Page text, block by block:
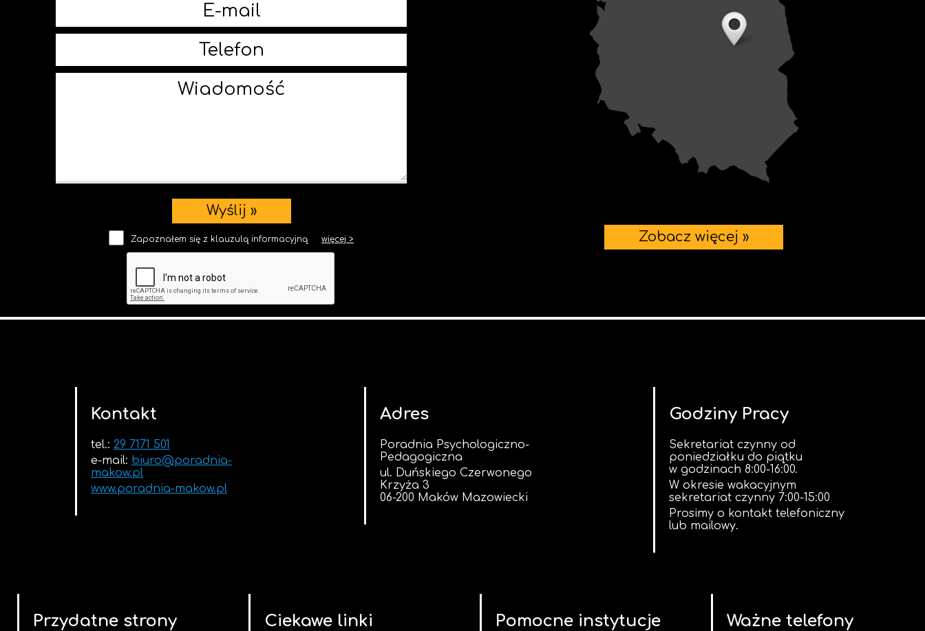
Zapoznałem się z klauzulą informacyjną więcej > Zobacz więcej »
Kontakt
tel.: 29 7171 501
e-mail: biuro@poradnia-
makow.pl
www.poradnia-makow.pl
Adres
Poradnia Psychologiczno-
Pedagogiczna
ul. Duńskiego Czerwonego
Krzyża 3
06-200 Maków Mazowiecki
Godziny Pracy
Sekretariat czynny od
poniedziałku do piątku
w godzinach 8:00-16:00.
W okresie wakacyjnym
sekretariat czynny 7:00-15:00
Prosimy o kontakt telefoniczny
lub mailowy.
Przydatne strony Ciekawe linki Pomocne instytucje Ważne telefony